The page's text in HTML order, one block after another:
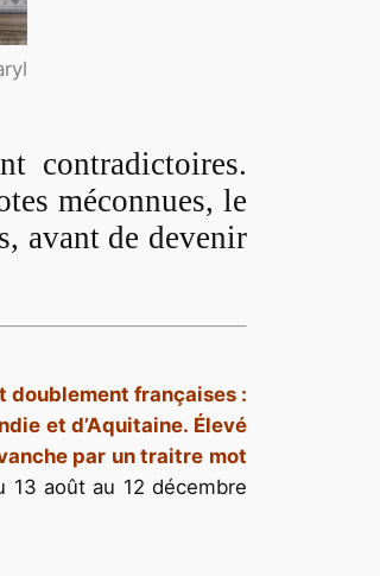
contradictoires.
méconnues, le
avant de devenir
doublement françaises :
et d’Aquitaine. Élevé
par un traitre mot
août au 12 décembre